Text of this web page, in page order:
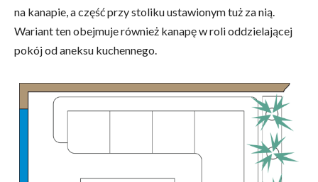
na kanapie, a część przy stoliku ustawionym tuż za nią.
Wariant ten obejmuje również kanapę w roli oddzielającej
pokój od aneksu kuchennego.